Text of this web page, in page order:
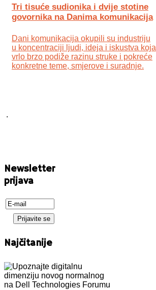
Tri tisuće sudionika i dvije stotine
govornika na Danima komunikacija
Dani komunikacija okupili su industriju
u koncentraciji ljudi, ideja i iskustva koja
vrlo brzo podiže razinu struke i pokreće
konkretne teme, smjerove i suradnje.
.
Newsletter
prijava
Najčitanije